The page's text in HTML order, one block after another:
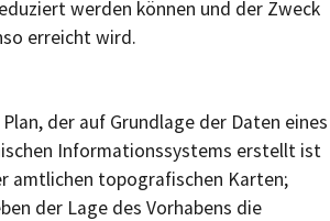
werden können und der Zweck
erreicht wird.
der auf Grundlage der Daten eines
Informationssystems erstellt ist
amtlichen topografischen Karten;
der Lage des Vorhabens die